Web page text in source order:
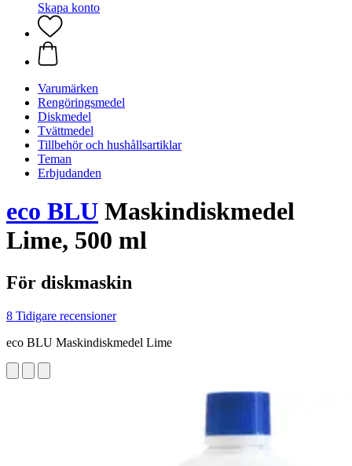
Skapa konto
Varumärken
Rengöringsmedel
Diskmedel
Tvättmedel
Tillbehör och hushållsartiklar
Teman
Erbjudanden
eco BLU Maskindiskmedel
Lime, 500 ml
För diskmaskin
8 Tidigare recensioner
eco BLU Maskindiskmedel Lime